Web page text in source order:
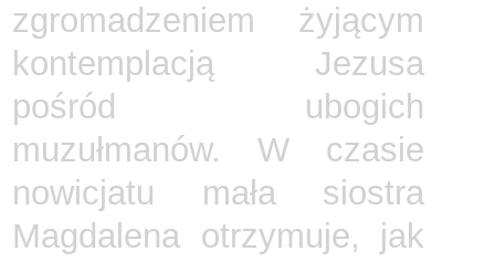
zgromadzeniem żyjącym
kontemplacją Jezusa
pośród ubogich
muzułmanów. W czasie
nowicjatu mała siostra
Magdalena otrzymuje, jak